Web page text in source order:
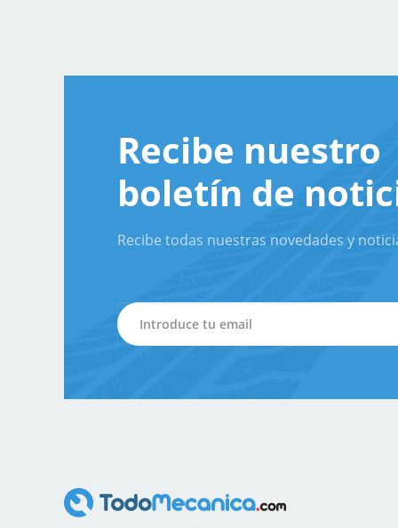
Recibe nuestro
boletín de
Recibe todas nuestras novedades y